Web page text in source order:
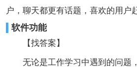
户，聊天都更有话题，喜欢的用户
软件功能
【找答案】
无论是工作学习中遇到的问题